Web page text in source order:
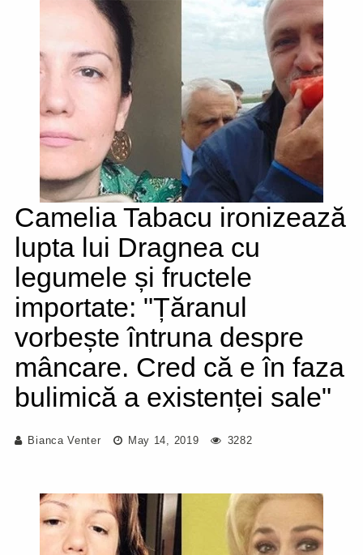
Camelia Tabacu ironizează
lupta lui Dragnea cu
legumele și fructele
importate: "Țăranul
vorbește întruna despre
mâncare. Cred că e în faza
bulimică a existenței sale"
Bianca Venter May 14, 2019 3282